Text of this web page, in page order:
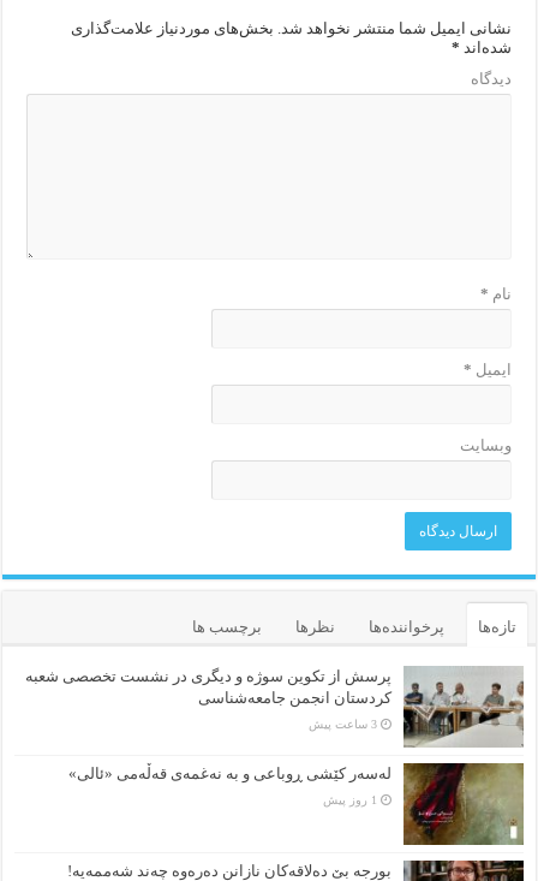
نشانی ایمیل شما منتشر نخواهد شد. بخش‌های موردنیاز علامت‌گذاری
شده‌اند *
دیدگاه
نام *
ایمیل *
وبسایت
تازه‌ها پرخواننده‌ها نظرها برچسب ها
پرسش از تکوین سوژه و دیگری در نشست تخصصی شعبه
کردستان انجمن جامعه‌شناسی
3 ساعت پیش
لەسەر کێشی ڕوباعی و به نەغمەی قەڵەمی «ئالی»
1 روز پیش
بورجە بێ دەلاقەکان نازانن دەرەوە چەند شەممەیە!